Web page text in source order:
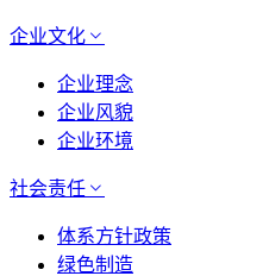
企业文化
企业理念
企业风貌
企业环境
社会责任
体系方针政策
绿色制造